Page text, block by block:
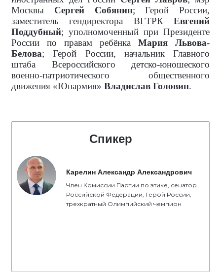
Москвы Сергей Собянин; Герой России,
заместитель гендиректора ВГТРК Евгений
Поддубный; уполномоченный при Президенте
России по правам ребёнка Мария Львова-
Белова; Герой России, начальник Главного
штаба Всероссийского детско-юношеского
военно-патриотического общественного
движения «Юнармия» Владислав Головин.
Спикер
Карелин Александр Александрович
Член Комиссии Партии по этике, сенатор
Российской Федерации, Герой России,
трехкратный Олимпийский чемпион